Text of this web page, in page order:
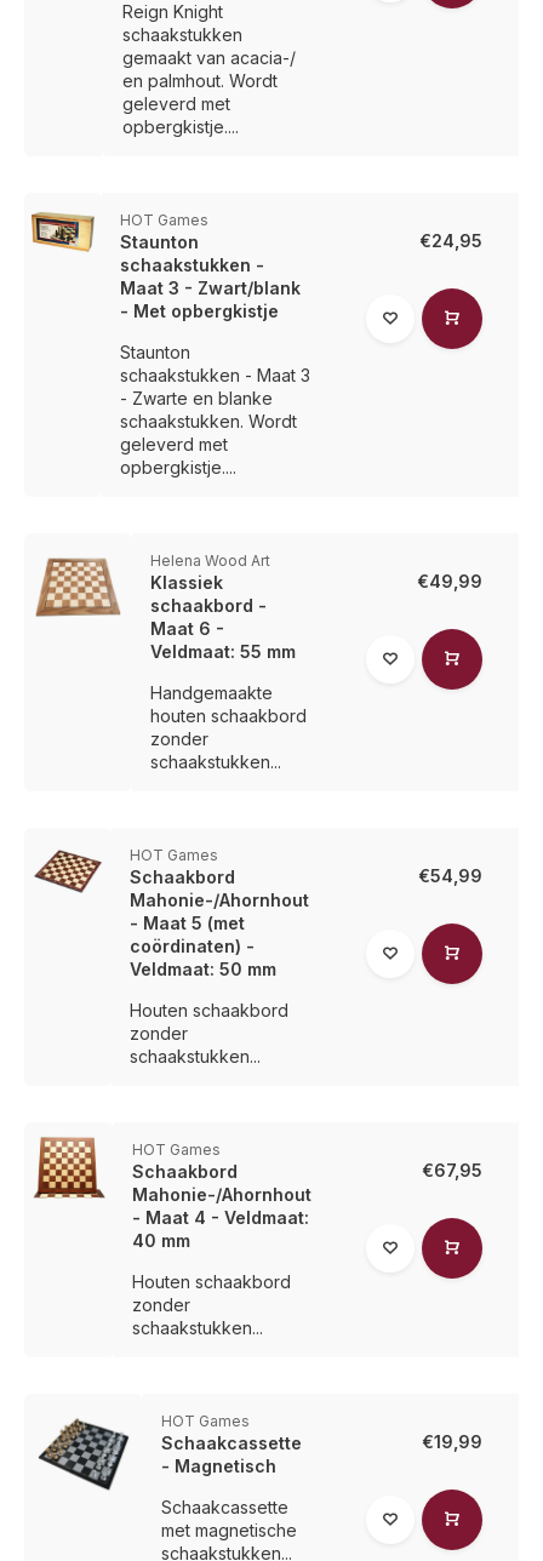
Reign Knight
schaakstukken
gemaakt van acacia-/
en palmhout. Wordt
geleverd met
opbergkistje....
HOT Games
Staunton
schaakstukken -
Maat 3 - Zwart/blank
- Met opbergkistje
Staunton
schaakstukken - Maat 3
- Zwarte en blanke
schaakstukken. Wordt
geleverd met
opbergkistje....
€24,95
Helena Wood Art
Klassiek
schaakbord -
Maat 6 -
Veldmaat: 55 mm
Handgemaakte
houten schaakbord
zonder
schaakstukken...
€49,99
HOT Games
Schaakbord
Mahonie-/Ahornhout
- Maat 5 (met
coördinaten) -
Veldmaat: 50 mm
Houten schaakbord
zonder
schaakstukken...
€54,99
HOT Games
Schaakbord
Mahonie-/Ahornhout
- Maat 4 - Veldmaat:
40 mm
Houten schaakbord
zonder
schaakstukken...
€67,95
HOT Games
Schaakcassette
- Magnetisch
Schaakcassette
met magnetische
schaakstukken...
€19,99